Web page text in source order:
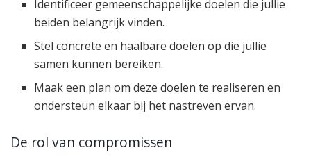
Identificeer gemeenschappelijke doelen die jullie
beiden belangrijk vinden.
Stel concrete en haalbare doelen op die jullie
samen kunnen bereiken.
Maak een plan om deze doelen te realiseren en
ondersteun elkaar bij het nastreven ervan.
De rol van compromissen